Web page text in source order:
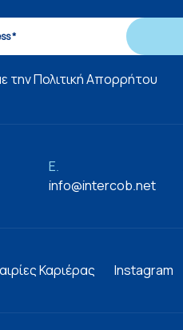
τηνΠολιτική Απορρήτου
E.
info@intercob.net
Καριέρας Instagram